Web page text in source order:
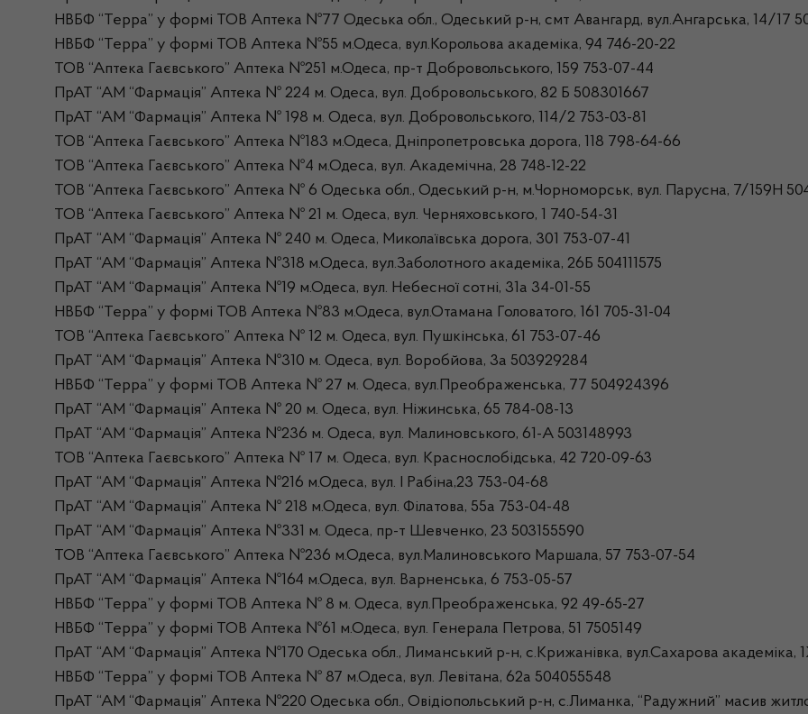
НВБФ “Терра” у формі ТОВ Аптека №77 Одеська обл., Одеський р-н, смт Авангард, вул.Ангарська, 14/17
НВБФ “Терра” у формі ТОВ Аптека №55 м.Одеса, вул.Корольова академіка, 94 746-20-22
ТОВ “Аптека Гаєвського” Аптека №251 м.Одеса, пр-т Добровольського, 159 753-07-44
ПрАТ “АМ “Фармація” Аптека № 224 м. Одеса, вул. Добровольського, 82 Б 508301667
ПрАТ “АМ “Фармація” Аптека № 198 м. Одеса, вул. Добровольського, 114/2 753-03-81
ТОВ “Аптека Гаєвського” Аптека №183 м.Одеса, Дніпропетровська дорога, 118 798-64-66
ТОВ “Аптека Гаєвського” Аптека №4 м.Одеса, вул. Академічна, 28 748-12-22
ТОВ “Аптека Гаєвського” Аптека № 6 Одеська обл., Одеський р-н, м.Чорноморськ, вул. Парусна, 7/159Н
ТОВ “Аптека Гаєвського” Аптека № 21 м. Одеса, вул. Черняховського, 1 740-54-31
ПрАТ “АМ “Фармація” Аптека № 240 м. Одеса, Миколаївська дорога, 301 753-07-41
ПрАТ “АМ “Фармація” Аптека №318 м.Одеса, вул.Заболотного академіка, 26Б 504111575
ПрАТ “АМ “Фармація” Аптека №19 м.Одеса, вул. Небесної сотні, 31а 34-01-55
НВБФ “Терра” у формі ТОВ Аптека №83 м.Одеса, вул.Отамана Головатого, 161 705-31-04
ТОВ “Аптека Гаєвського” Аптека № 12 м. Одеса, вул. Пушкінська, 61 753-07-46
ПрАТ “АМ “Фармація” Аптека №310 м. Одеса, вул. Воробйова, 3а 503929284
НВБФ “Терра” у формі ТОВ Аптека № 27 м. Одеса, вул.Преображенська, 77 504924396
ПрАТ “АМ “Фармація” Аптека № 20 м. Одеса, вул. Ніжинська, 65 784-08-13
ПрАТ “АМ “Фармація” Аптека №236 м. Одеса, вул. Малиновського, 61-А 503148993
ТОВ “Аптека Гаєвського” Аптека № 17 м. Одеса, вул. Краснослобідська, 42 720-09-63
ПрАТ “АМ “Фармація” Аптека №216 м.Одеса, вул. І Рабіна,23 753-04-68
ПрАТ “АМ “Фармація” Аптека № 218 м.Одеса, вул. Філатова, 55а 753-04-48
ПрАТ “АМ “Фармація” Аптека №331 м. Одеса, пр-т Шевченко, 23 503155590
ТОВ “Аптека Гаєвського” Аптека №236 м.Одеса, вул.Малиновського Маршала, 57 753-07-54
ПрАТ “АМ “Фармація” Аптека №164 м.Одеса, вул. Варненська, 6 753-05-57
НВБФ “Терра” у формі ТОВ Аптека № 8 м. Одеса, вул.Преображенська, 92 49-65-27
НВБФ “Терра” у формі ТОВ Аптека №61 м.Одеса, вул. Генерала Петрова, 51 7505149
ПрАТ “АМ “Фармація” Аптека №170 Одеська обл., Лиманський р-н, с.Крижанівка, вул.Сахарова академіка,
НВБФ “Терра” у формі ТОВ Аптека № 87 м.Одеса, вул. Левітана, 62а 504055548
ПрАТ “АМ “Фармація” Аптека №220 Одеська обл., Овідіопольський р-н, с.Лиманка, “Радужний” масив